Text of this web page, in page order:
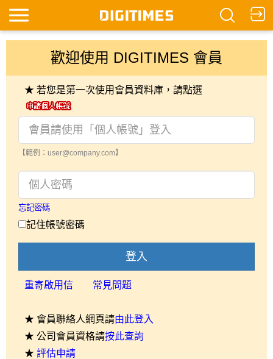
歡迎使用 DIGITIMES 會員
★ 若您是第一次使用會員資料庫，請點選
【範例：user@company.com】
忘記密碼
記住帳號密碼
登入
重寄啟用信 常見問題
★ 會員聯絡人網頁請由此登入
★ 公司會員資格請按此查詢
★ 評估申請